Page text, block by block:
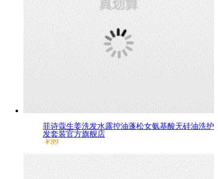
菲诗蔻生姜洗发水露控油蓬松女氨基酸无硅油洗护
发套装官方旗舰店
￥89